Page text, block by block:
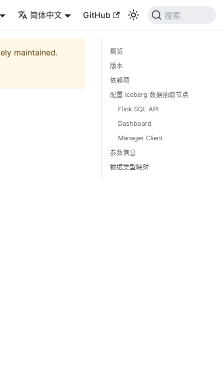
简体中文 GitHub 搜索
maintained.
概览
版本
依赖项
配置 Iceberg 数据抽取节点
Flink SQL API
Dashboard
Manager Client
参数信息
数据类型映射